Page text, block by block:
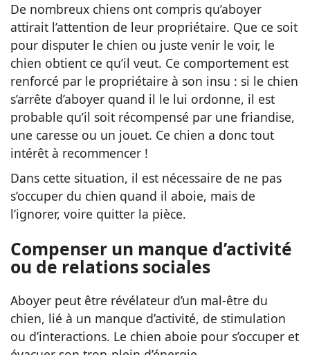
De nombreux chiens ont compris qu’aboyer
attirait l’attention de leur propriétaire. Que ce soit
pour disputer le chien ou juste venir le voir, le
chien obtient ce qu’il veut. Ce comportement est
renforcé par le propriétaire à son insu : si le chien
s’arrête d’aboyer quand il le lui ordonne, il est
probable qu’il soit récompensé par une friandise,
une caresse ou un jouet. Ce chien a donc tout
intérêt à recommencer !
Dans cette situation, il est nécessaire de ne pas
s’occuper du chien quand il aboie, mais de
l’ignorer, voire quitter la pièce.
Compenser un manque d’activité
ou de relations sociales
Aboyer peut être révélateur d’un mal-être du
chien, lié à un manque d’activité, de stimulation
ou d’interactions. Le chien aboie pour s’occuper et